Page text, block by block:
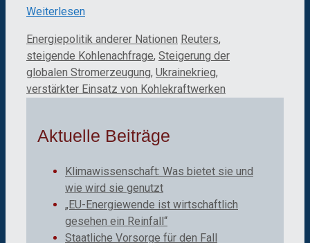
Weiterlesen
Kategorien
Energiepolitik anderer Nationen Schlagwörter
Reuters,
steigende Kohlenachfrage, Steigerung der
globalen Stromerzeugung, Ukrainekrieg,
verstärkter Einsatz von Kohlekraftwerken
Aktuelle Beiträge
Klimawissenschaft: Was bietet sie und
wie wird sie genutzt
„EU-Energiewende ist wirtschaftlich
gesehen ein Reinfall“
Staatliche Vorsorge für den Fall